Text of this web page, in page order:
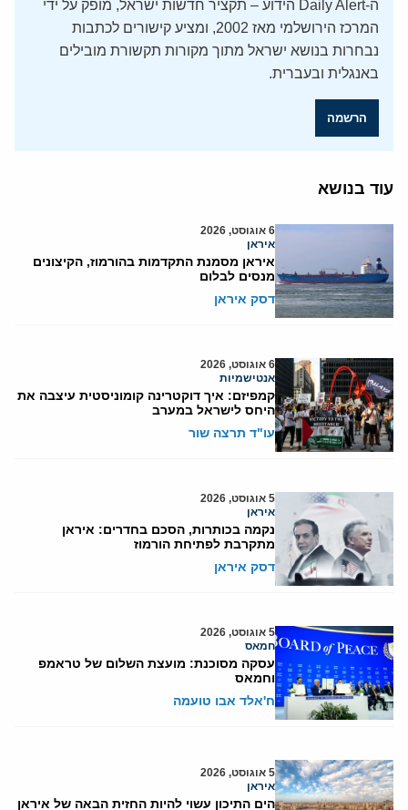
ה-Daily Alert הידוע – תקציר חדשות ישראל, מופק על ידי
המרכז הירושלמי מאז 2002, ומציע קישורים לכתבות
נבחרות בנושא ישראל מתוך מקורות תקשורת מובילים
באנגלית ובעברית.
הרשמה
עוד בנושא
6 אוגוסט, 2026
איראן
איראן מסמנת התקדמות בהורמוז, הקיצונים
מנסים לבלום
דסק איראן
6 אוגוסט, 2026
אנטישמיות
קמפיזם: איך דוקטרינה קומוניסטית עיצבה את
היחס לישראל במערב
עו"ד תרצה שור
5 אוגוסט, 2026
איראן
נקמה בכותרות, הסכם בחדרים: איראן
מתקרבת לפתיחת הורמוז
דסק איראן
5 אוגוסט, 2026
חמאס
עסקה מסוכנת: מועצת השלום של טראמפ
וחמאס
ח'אלד אבו טועמה
5 אוגוסט, 2026
איראן
הים התיכון עשוי להיות החזית הבאה של איראן